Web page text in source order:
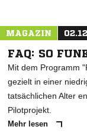
MAGAZIN
FAQ: SO
Mit dem Programm
gezielt in einer
tatsächlichen Alter
Pilotprojekt.
Mehr lesen